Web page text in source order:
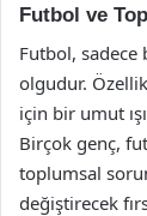
Futbol ve
Futbol, sadece
olgudur.
için bir umut
Birçok genç,
toplumsal
değiştirecek